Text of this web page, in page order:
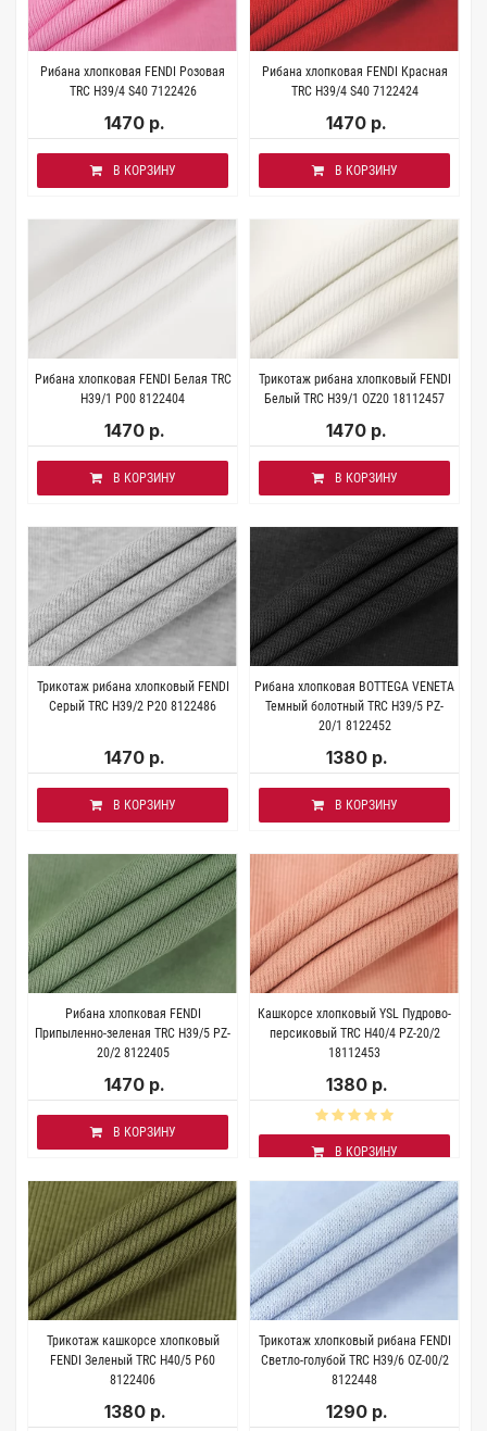
Рибана хлопковая FENDI Розовая
TRC H39/4 S40 7122426
1470 р.
В КОРЗИНУ
Рибана хлопковая FENDI Красная
TRC H39/4 S40 7122424
1470 р.
В КОРЗИНУ
Рибана хлопковая FENDI Белая TRC
H39/1 P00 8122404
1470 р.
В КОРЗИНУ
Трикотаж рибана хлопковый FENDI
Белый TRC H39/1 OZ20 18112457
1470 р.
В КОРЗИНУ
Трикотаж рибана хлопковый FENDI
Серый TRC H39/2 Р20 8122486
1470 р.
В КОРЗИНУ
Рибана хлопковая BOTTEGA VENETA
Темный болотный TRC H39/5 PZ-
20/1 8122452
1380 р.
В КОРЗИНУ
Рибана хлопковая FENDI
Припыленно-зеленая TRC H39/5 PZ-
20/2 8122405
1470 р.
В КОРЗИНУ
Кашкорсе хлопковый YSL Пудрово-
персиковый TRC H40/4 PZ-20/2
18112453
1380 р.
В КОРЗИНУ
Трикотаж кашкорсе хлопковый
FENDI Зеленый TRC H40/5 P60
8122406
1380 р.
Трикотаж хлопковый рибана FENDI
Светло-голубой TRC H39/6 OZ-00/2
8122448
1290 р.